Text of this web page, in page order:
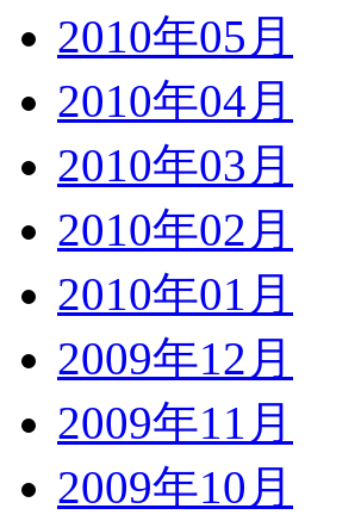
2010年05月
2010年04月
2010年03月
2010年02月
2010年01月
2009年12月
2009年11月
2009年10月